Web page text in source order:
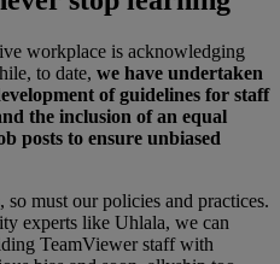
workplace is acknowledging
to date, we have undertaken
of guidelines for staff
the inclusion of an equal
posts to ensure unbiased
must our policies and practices.
experts like Uhlala, we can
TeamViewer staff with